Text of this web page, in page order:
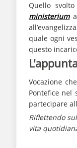
Quello
ministerium
quale ogni
questo
Vocazione
Pontefice nel
partecipare
Riflettendo
vita